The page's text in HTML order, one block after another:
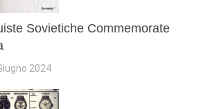
Sovietiche Commemorate
2024